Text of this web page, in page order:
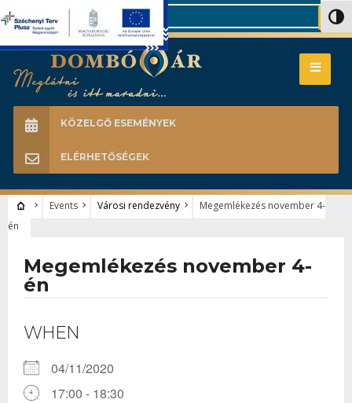
Search
KÖZELGŐ ESEMÉNYEK
ELÉRHETŐSÉGEK
Events Városi rendezvény
Megemlékezés november 4-
én
Megemlékezés november 4-
én
WHEN
04/11/2020
17:00 - 18:30